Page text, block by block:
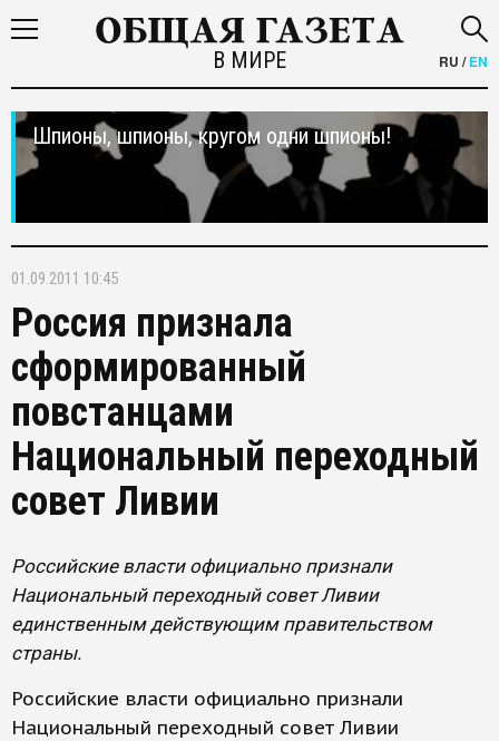
В МИРЕ RU /EN
Шпионы, шпионы, кругом одни шпионы!
01.09.2011 10:45
Россия признала
сформированный
повстанцами
Национальный переходный
совет Ливии
Российские власти официально признали
Национальный переходный совет Ливии
единственным действующим правительством
страны.
Российские власти официально признали
Национальный переходный совет Ливии